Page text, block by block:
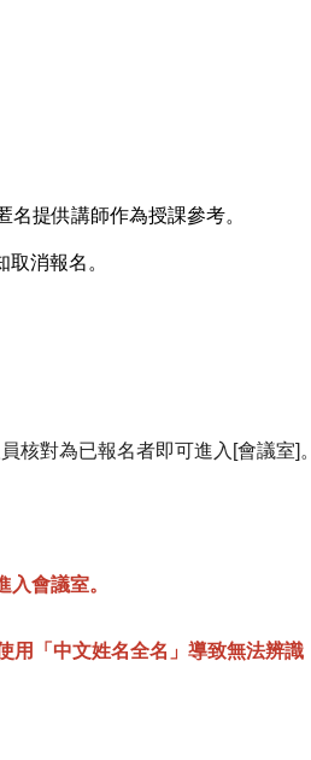
提供講師作為授課參考。
消報名。
核對為已報名者即可進入[會議室]。
入會議室。
用「中文姓名全名」導致無法辨識